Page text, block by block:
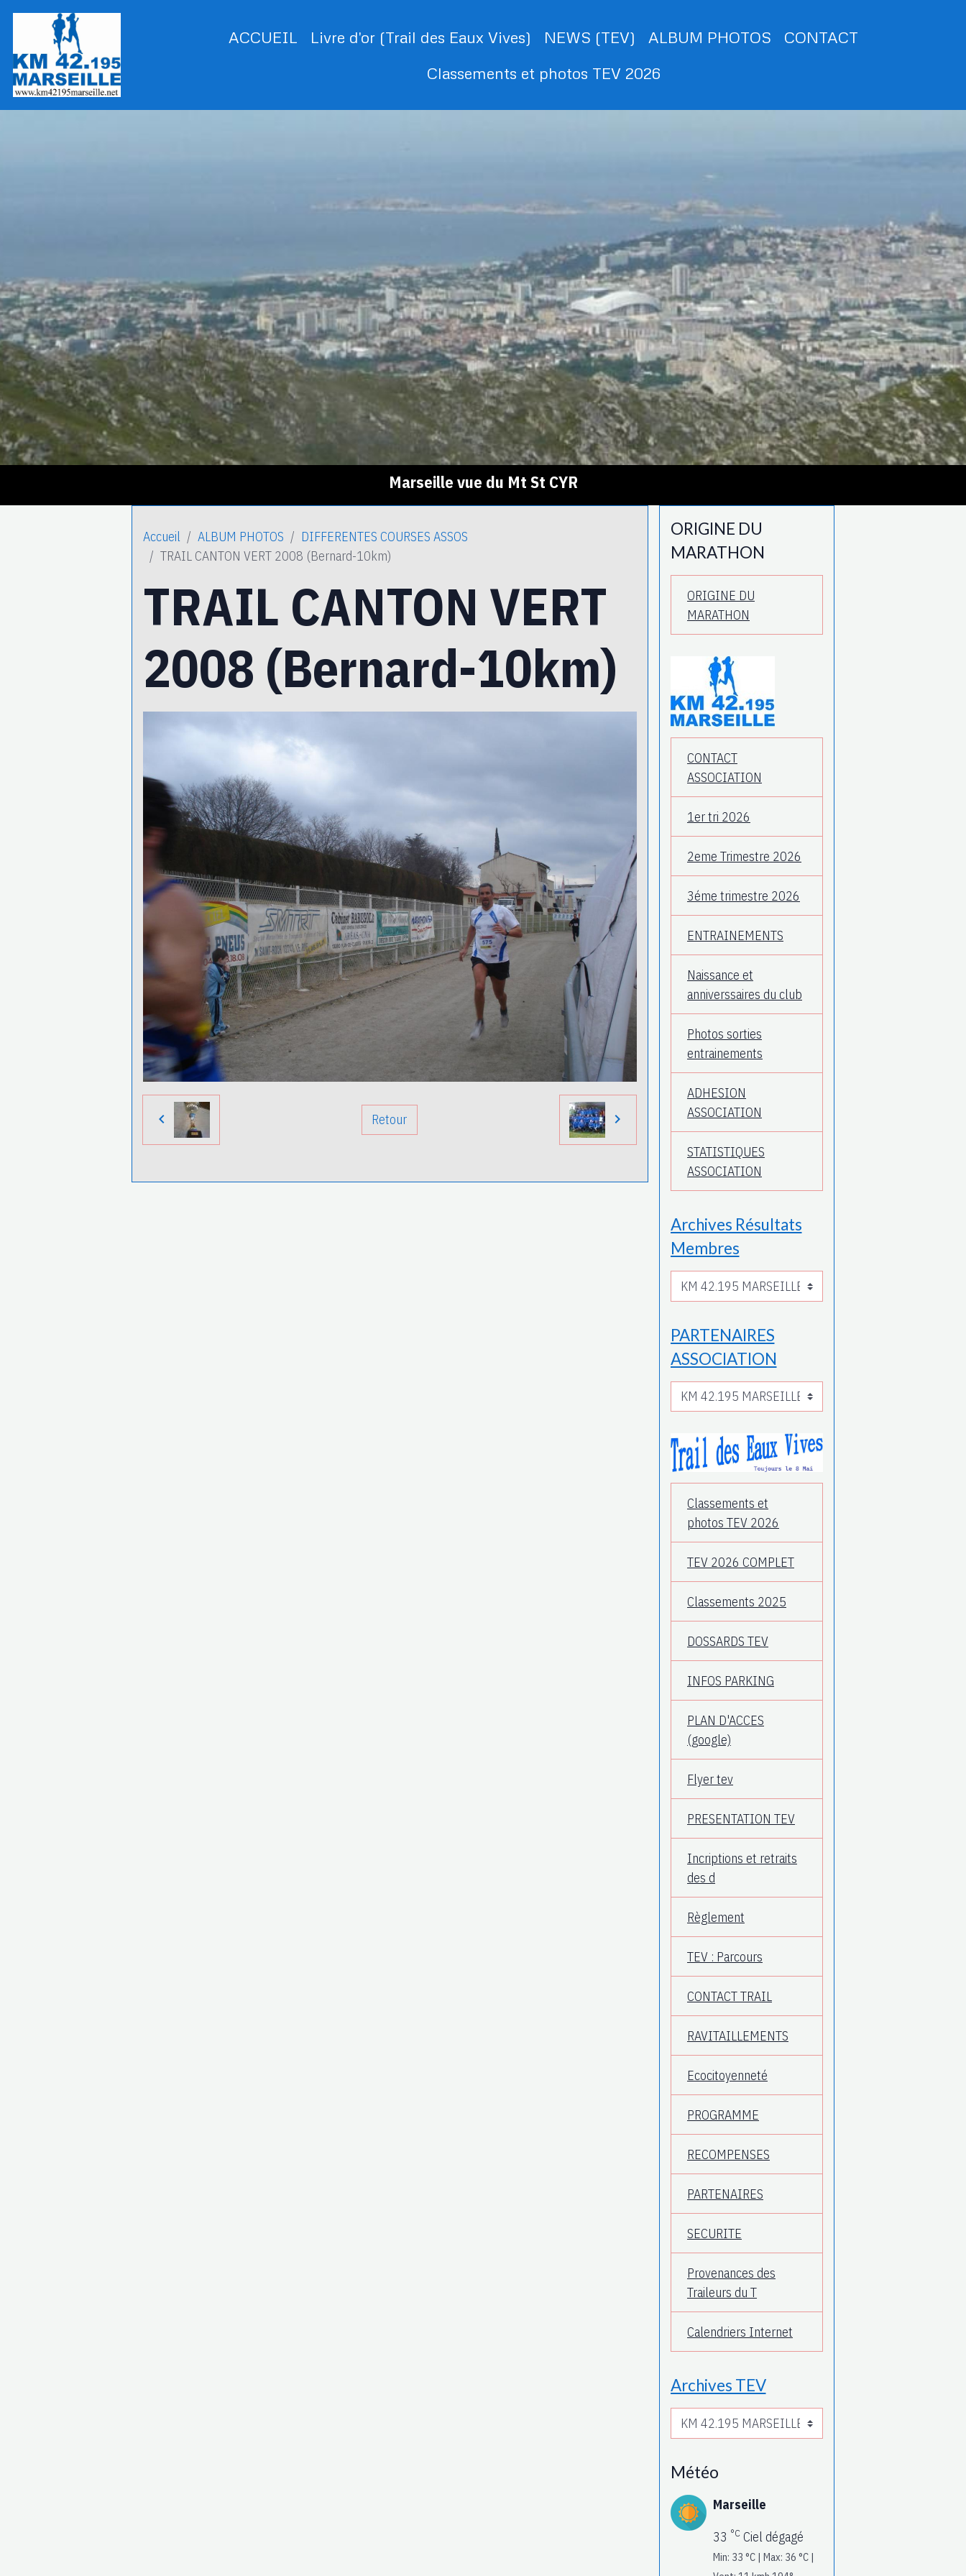
ACCUEIL Livre d'or (Trail des Eaux Vives) NEWS (TEV) ALBUM PHOTOS
CONTACT
Classements et photos TEV 2026
Marseille vue du Mt St CYR
Accueil ALBUM PHOTOS
DIFFERENTES COURSES ASSOS
TRAIL CANTON VERT 2008 (Bernard-10km)
TRAIL CANTON VERT
2008 (Bernard-10km)
Retour
ORIGINE DU
MARATHON
ORIGINE DU
MARATHON
CONTACT
ASSOCIATION
1er tri 2026
2eme Trimestre 2026
3éme trimestre 2026
ENTRAINEMENTS
Naissance et
anniverssaires du club
Photos sorties
entrainements
ADHESION
ASSOCIATION
STATISTIQUES
ASSOCIATION
Archives Résultats
Membres
PARTENAIRES
ASSOCIATION
Classements et
photos TEV 2026
TEV 2026 COMPLET
Classements 2025
DOSSARDS TEV
INFOS PARKING
PLAN D'ACCES
(google)
Flyer tev
PRESENTATION TEV
Incriptions et retraits
des d
Règlement
TEV : Parcours
CONTACT TRAIL
RAVITAILLEMENTS
Ecocitoyenneté
PROGRAMME
RECOMPENSES
PARTENAIRES
SECURITE
Provenances des
Traileurs du T
Calendriers Internet
Archives TEV
Météo
Marseille
33 °C Ciel dégagé
Min: 33 °C | Max: 36 °C |